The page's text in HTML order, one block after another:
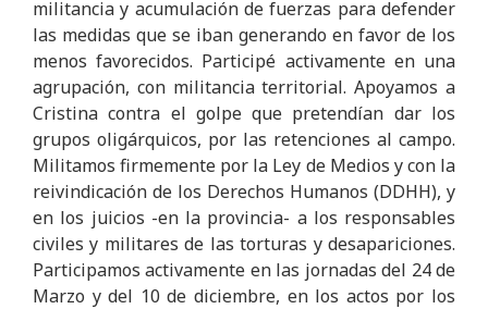
militancia y acumulación de fuerzas para defender
las medidas que se iban generando en favor de los
menos favorecidos. Participé activamente en una
agrupación, con militancia territorial. Apoyamos a
Cristina contra el golpe que pretendían dar los
grupos oligárquicos, por las retenciones al campo.
Militamos firmemente por la Ley de Medios y con la
reivindicación de los Derechos Humanos (DDHH), y
en los juicios -en la provincia- a los responsables
civiles y militares de las torturas y desapariciones.
Participamos activamente en las jornadas del 24 de
Marzo y del 10 de diciembre, en los actos por los